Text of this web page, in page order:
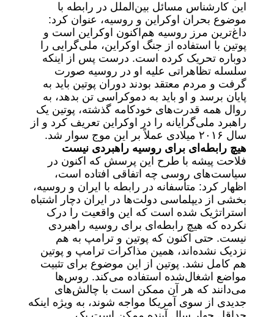
این کارشناس مسائل بین‌الملل در رابطه با
موضوع بحران اوکراین و روسیه، عنوان کرد:
داغ‌ترین مرز روسیه هم‌اکنون اوکراین است و
پوتین با استفاده از جنگ اوکراین، ملی‌گرایی را
دوباره تحریک کرده است. درست پس از اینکه
سلسله تظاهراتی علیه او در روسیه صورت
گرفت و مردم معتقد بودند دوران پوتین باید به
پایان برسد و او باید به دموکراسی تن بدهد، به
روال همه قدرت‌های خودکامه گذشته، پوتین یک
راهبرد ملی‌گرایانه را در اوکراین تعریف کرد و از
سال ۲۰۱۶ میلادی عملاً بر این موج سوار شد.
هیچ رابطه‌ای برای روسیه راهبردی نیست
فلاحت پیشه با طرح این پرسش که اکنون در
سیاست‌های روسی چه اتفاقی افتاده است،
اظهار کرد: متأسفانه در رابطه با ایران و روسیه،
بخشی از دیپلماسی دولت‌ها در ایران دچار اشتباه
استراتژیک شده است که این واقعیت را درک
نکرده که هیچ رابطه‌ای برای روسیه راهبردی
نیست. حتی اکنون که پوتین و ترامپ به هم
نزدیک نشده‌اند، همین مذاکرات ترامپ و پوتین
هم کامل نشد. پوتین از این موضوع برای تثبیت
مواضع اشغال‌شده استفاده می‌کند. روس‌ها
می‌دانند که هر آن ممکن است با چالش‌های
جدیدی از سوی آمریکا مواجه شوند، به ویژه اینکه